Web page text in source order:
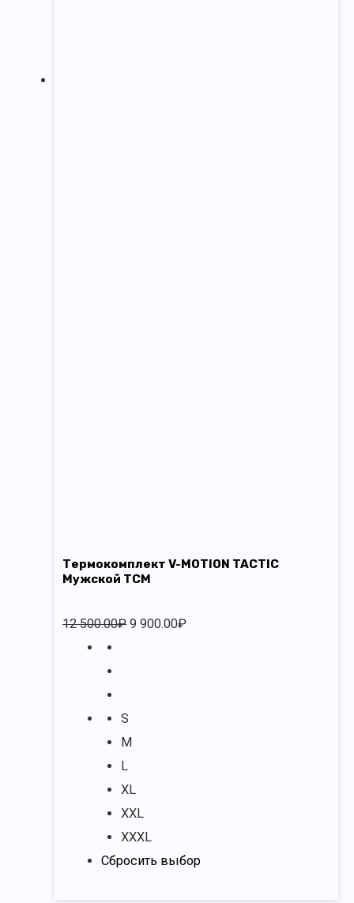
Термокомплект V-MOTION TACTIC
Мужской TCM
12 500.00₽ 9 900.00₽
S
M
L
XL
XXL
XXXL
Сбросить выбор